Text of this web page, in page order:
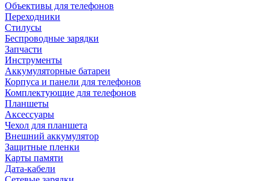
Объективы для телефонов
Переходники
Стилусы
Беспроводные зарядки
Запчасти
Инструменты
Аккумуляторные батареи
Корпуса и панели для телефонов
Комплектующие для телефонов
Планшеты
Аксессуары
Чехол для планшета
Внешний аккумулятор
Защитные пленки
Карты памяти
Дата-кабели